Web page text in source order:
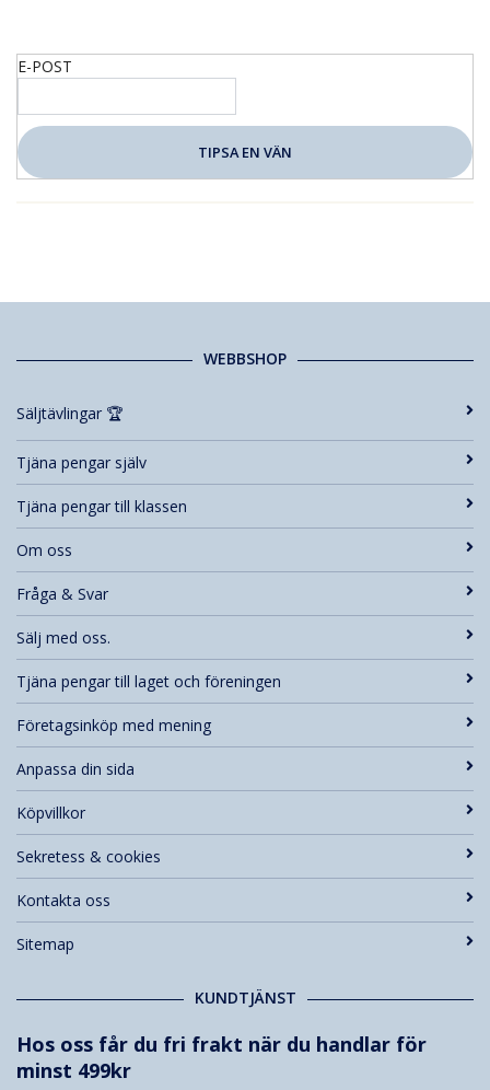
E-POST
WEBBSHOP
Säljtävlingar 🏆
Tjäna pengar själv
Tjäna pengar till klassen
Om oss
Fråga & Svar
Sälj med oss.
Tjäna pengar till laget och föreningen
Företagsinköp med mening
Anpassa din sida
Köpvillkor
Sekretess & cookies
Kontakta oss
Sitemap
KUNDTJÄNST
Hos oss får du fri frakt när du handlar för
minst 499kr